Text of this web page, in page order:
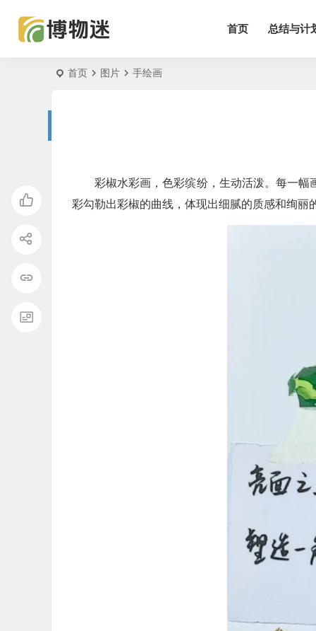
首页 总结与计
首页 图片 手绘画
彩椒水彩画，色彩缤纷，生动活泼。每一
彩勾勒出彩椒的曲线，体现出细腻的质感和绚